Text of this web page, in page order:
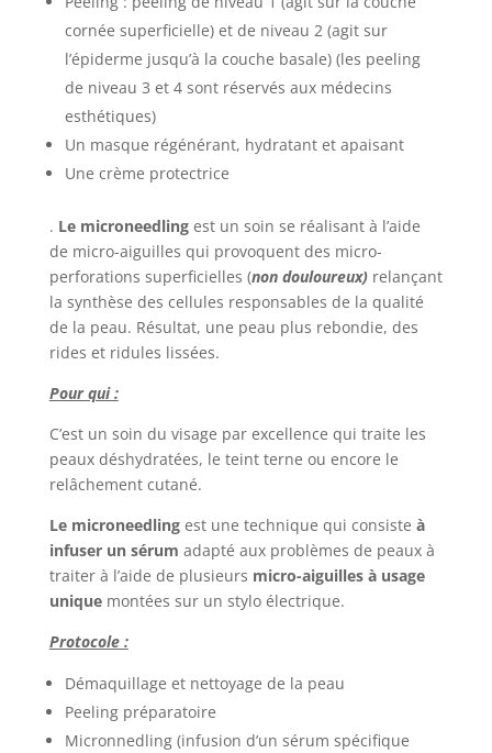
cornée superficielle) et de niveau 2 (agit sur
l’épiderme jusqu’à la couche basale) (les peeling
de niveau 3 et 4 sont réservés aux médecins
esthétiques)
Un masque régénérant, hydratant et apaisant
Une crème protectrice
. Le microneedlingest un soin se réalisant à l’aide
de micro-aiguilles qui provoquent des micro-
perforations superficielles (non douloureux)relançant
la synthèse des cellules responsables de la qualité
de la peau. Résultat, une peau plus rebondie, des
rides et ridules lissées.
Pour qui :
C’est un soin du visage par excellence qui traite les
peaux déshydratées, le teint terne ou encore le
relâchement cutané.
Le microneedlingest une technique qui consiste à
infuser un sérum adapté aux problèmes de peaux à
traiter à l’aide de plusieurs micro-aiguilles à usage
uniquemontées sur un stylo électrique.
Protocole :
Démaquillage et nettoyage de la peau
Peeling préparatoire
Micronnedling (infusion d’un sérum spécifique